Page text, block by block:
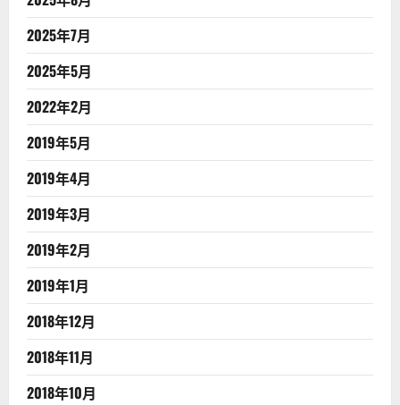
2025年7月
2025年5月
2022年2月
2019年5月
2019年4月
2019年3月
2019年2月
2019年1月
2018年12月
2018年11月
2018年10月